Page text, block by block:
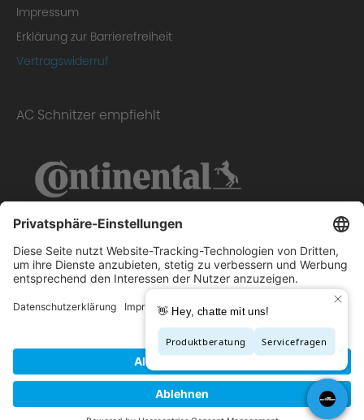
Impressum
Erklärung zur Barrierefreiheit
Vertragswiderruf
AC Schnitzer empfiehlt
Copyright © 2026 - AC Schnitzer